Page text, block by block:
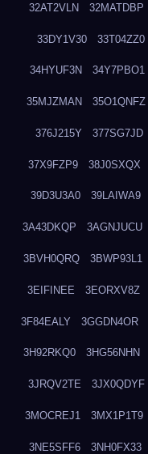
32AT2VLN 32MATDBP
33DY1V30 33T04ZZ0
34HYUF3N 34Y7PBO1
35MJZMAN 35O1QNFZ
376J215Y 377SG7JD
37X9FZP9 38J0SXQX
39D3U3A0 39LAIWA9
3A43DKQP 3AGNJUCU
3BVH0QRQ 3BWP93L1
3EIFINEE 3EORXV8Z
3F84EALY 3GGDN4OR
3H92RKQ0 3HG56NHN
3JRQV2TE 3JX0QDYF
3MOCREJ1 3MX1P1T9
3NE5SFF6 3NH0FX33